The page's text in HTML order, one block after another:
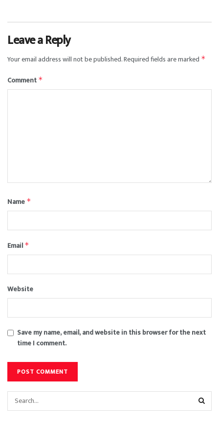
Leave a Reply
Your email address will not be published.Required fields are marked *
Comment *
Name *
Email *
Website
Save my name, email, and website in this browser for the next
time I comment.